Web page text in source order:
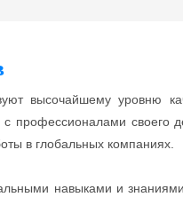
высочайшему уровню
профессионалами своего
в глобальных компаниях.
навыками и